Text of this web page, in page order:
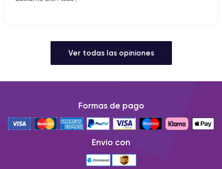
Ver todas las opiniones
Formas de pago
Envio con